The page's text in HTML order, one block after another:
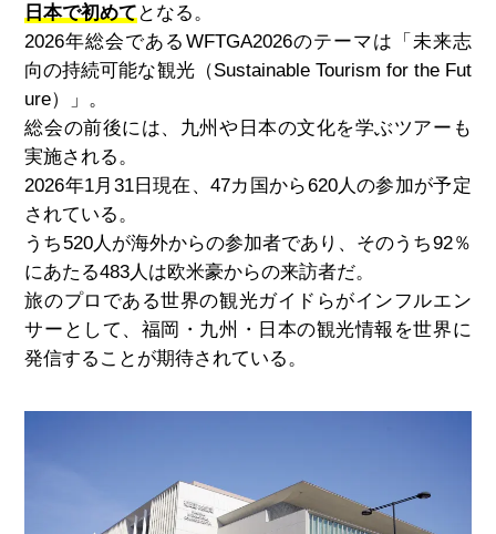
日本で初めて となる。
2026年総会である WFTGA2026のテーマは「未来志
向の持続可能な観光（Sustainable Tourism for the Fut
ure）」。
総会の前後には、九州や日本の文化を学ぶツアーも
実施される。
2026年1月 31日現在、47カ国から620人の参加が予定
されている。
うち 520人が海外からの参加者であり、そのうち92％
にあたる483 人は欧米豪からの来訪者だ。
旅のプロである世界の観光ガイドらがインフルエン
サーとして、福岡・九州・日本の観光情報を世界に
発信することが期待されている。